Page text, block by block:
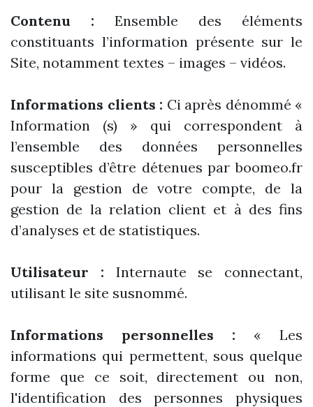
Contenu : Ensemble des éléments
constituants l’information présente sur le
Site, notamment textes – images – vidéos.
Informations clients : Ci après dénommé «
Information (s) » qui correspondent à
l’ensemble des données personnelles
susceptibles d’être détenues par boomeo.fr
pour la gestion de votre compte, de la
gestion de la relation client et à des fins
d’analyses et de statistiques.
Utilisateur : Internaute se connectant,
utilisant le site susnommé.
Informations personnelles : « Les
informations qui permettent, sous quelque
forme que ce soit, directement ou non,
l'identification des personnes physiques